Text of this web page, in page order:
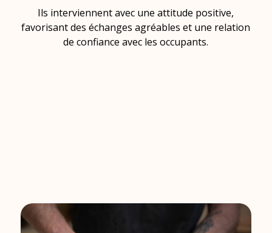
Ils interviennent avec une attitude positive,
favorisant des échanges agréables et une relation
de confiance avec les occupants.